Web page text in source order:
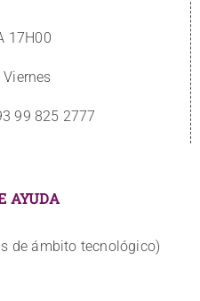
17H00
Viernes
99 825 2777
AYUDA
de ámbito tecnológico)